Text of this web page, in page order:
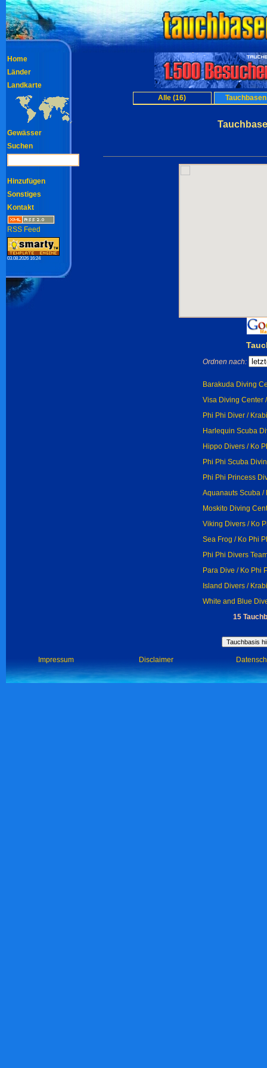
Alle (16)
Ordnen nach:
Barakuda Diving
Visa Diving Center
Phi Phi Diver / Krabi
Harlequin Scuba
Hippo Divers / Ko
Phi Phi Scuba
Phi Phi Princess
Aquanauts Scuba /
Moskito Diving
Viking Divers / Ko
Sea Frog / Ko Phi
Phi Phi Divers
Para Dive / Ko Phi
Island Divers / Krabi
White and Blue
15
Home
Länder
Landkarte
Gewässer
Suchen
Hinzufügen
Sonstiges
Kontakt
RSS Feed
03.08.2026 16:24
Impressum Disclaimer